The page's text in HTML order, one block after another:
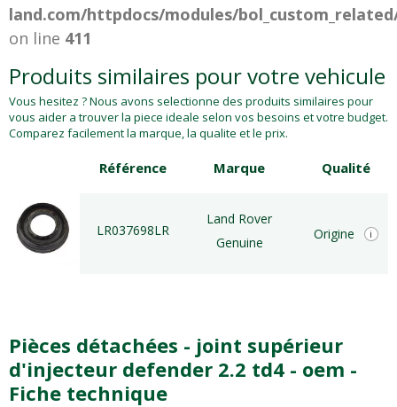
land.com/httpdocs/modules/
on line 411
Produits similaires pour votre vehicule
Vous hesitez ? Nous avons selectionne des produits similaires pour
vous aider a trouver la piece ideale selon vos besoins et votre budget.
Comparez facilement la marque, la qualite et le prix.
Référence Marque Qualité
LR037698LR
Land Rover
Genuine
Origine i
Pièces détachées - joint supérieur
d'injecteur defender 2.2 td4 - oem -
Fiche technique